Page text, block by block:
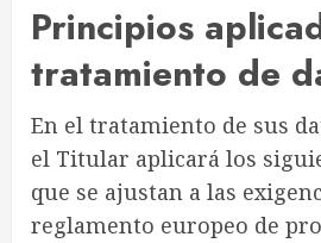
Principios
tratamiento de
En el tratamiento de sus
el Titular aplicará los
que se ajustan a las
reglamento europeo de